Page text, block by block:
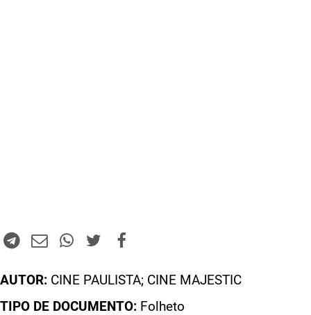
AUTOR: CINE PAULISTA; CINE MAJESTIC
TIPO DE DOCUMENTO: Folheto